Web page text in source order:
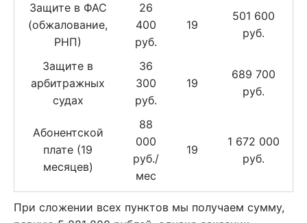
Защите в ФАС
(обжалование,
РНП)
26
400
руб.
19
501 600
руб.
Защите в
арбитражных
судах
36
300
руб.
19
689 700
руб.
Абонентской
плате (19
месяцев)
88
000
руб./
мес
19
1 672 000
руб.
При сложении всех пунктов мы получаем сумму,